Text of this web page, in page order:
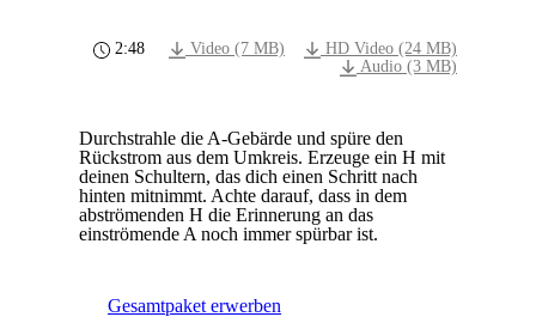
2:48 Video (7 MB)
HD Video (24 MB)
Audio (3 MB)
Durchstrahle die A-Gebärde und spüre den
Rückstrom aus dem Umkreis. Erzeuge ein H mit
deinen Schultern, das dich einen Schritt nach
hinten mitnimmt. Achte darauf, dass in dem
abströmenden H die Erinnerung an das
einströmende A noch immer spürbar ist.
Gesamtpaket erwerben